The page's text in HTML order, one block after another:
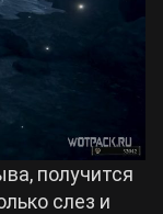
получится
слез и